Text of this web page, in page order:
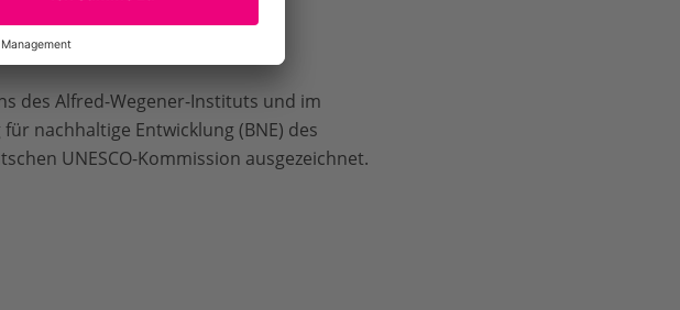
und Wissenschaftler:innen
des Alfred-Wegener-Instituts und im
nachhaltige Entwicklung (BNE) des
UNESCO-Kommission ausgezeichnet.